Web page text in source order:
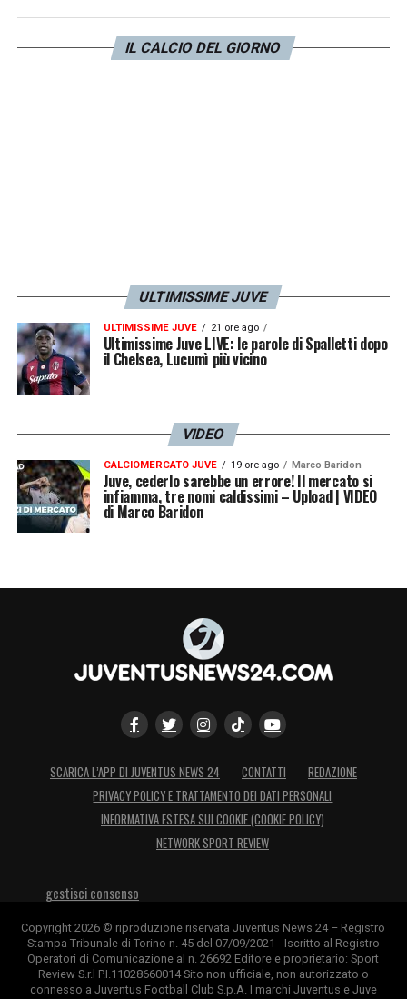
campo e il rendimento recente del ragazzo,
che nonostante le critiche ha continuato a
LA PLAYLIST DELLE NOSTRE TOP NEWS
IL CALCIO DEL GIORNO
ULTIMISSIME JUVE
ULTIMISSIME JUVE 21 ore ago
Ultimissime Juve LIVE: le parole di Spalletti dopo
il Chelsea, Lucumì più vicino
VIDEO
CALCIOMERCATO JUVE 19 ore ago Marco Baridon
Juve, cederlo sarebbe un errore! Il mercato si
infiamma, tre nomi caldissimi – Upload | VIDEO
di Marco Baridon
SCARICA L’APP DI JUVENTUS NEWS 24 CONTATTI
REDAZIONE
PRIVACY POLICY E TRATTAMENTO DEI DATI PERSONALI
INFORMATIVA ESTESA SUI COOKIE (COOKIE POLICY)
NETWORK SPORT REVIEW
gestisci consenso
Copyright 2026 © riproduzione riservata Juventus News 24 – Registro
Stampa Tribunale di Torino n. 45 del 07/09/2021 - Iscritto al Registro
Operatori di Comunicazione al n. 26692 Editore e proprietario: Sport
Review S.r.l P.I.11028660014 Sito non ufficiale, non autorizzato o
connesso a Juventus Football Club S.p.A. I marchi Juventus e Juve